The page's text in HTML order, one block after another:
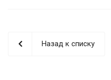
Назад к списку